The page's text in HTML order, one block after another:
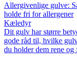
Allergivenlige gulve:
holde fri for allergener
Kæledyr
Dit gulv har større
gode råd til, hvilke
du holder dem rene